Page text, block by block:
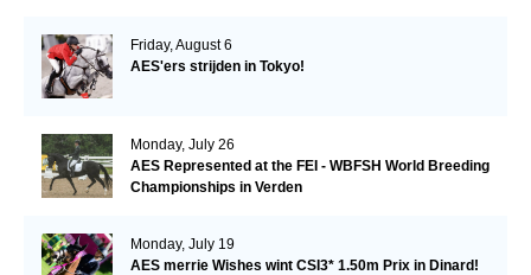
Friday, August 6
AES'ers strijden in Tokyo!
Monday, July 26
AES Represented at the FEI - WBFSH World Breeding
Championships in Verden
Monday, July 19
AES merrie Wishes wint CSI3* 1.50m Prix in Dinard!